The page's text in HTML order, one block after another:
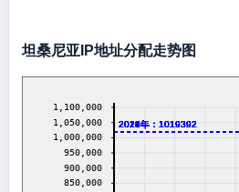
坦桑尼亚IP地址分配走势图
2016年：1019392
2017年：1019392
2018年：1019392
2019年：1019392
2020年：1019392
2021年：1019392
2022年：1019392
2023年：1019392
2024年：1019392
2026年：1019392
850,000
900,000
950,000
1,000,000
1,050,000
1,100,000